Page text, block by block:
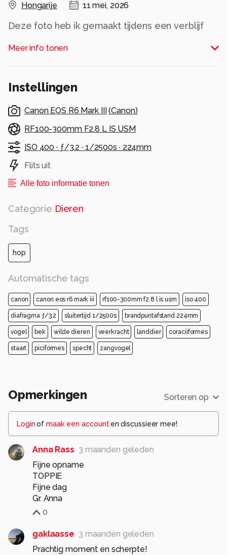
Hongarije 11 mei, 2026
Deze foto heb ik gemaakt tijdens een verblijf
in Hongarije. Een bezoek aan zijn boerderij en de
hutten die hij daar gerealiseerd heeft is echt de
Alle rechten voorbehouden
Meer info tonen
Instellingen
Canon EOS R6 Mark III (Canon)
RF100-300mm F2.8 L IS USM
ISO 400 · ƒ/3.2 · 1/2500s · 224mm
Flits uit
Alle foto informatie tonen
Categorie Dieren
Tags
hop
Automatische tags
canon canon eos r6 mark iii rf100-300mm f2.8 l is usm iso 400
diafragma ƒ/3.2 sluitertijd 1/2500s brandpuntafstand 224mm
vogel bek wilde dieren veerkracht landdier coraciiformes
staart piciformes specht zangvogel
Opmerkingen Sorteren op
Loginof maak een account en discussieer mee!
Anna Rass 3 maanden geleden
Fijne opname
TOPPIE
Fijne dag
Gr. Anna
0
gaklaasse 3 maanden geleden
Prachtig moment en scherpte!